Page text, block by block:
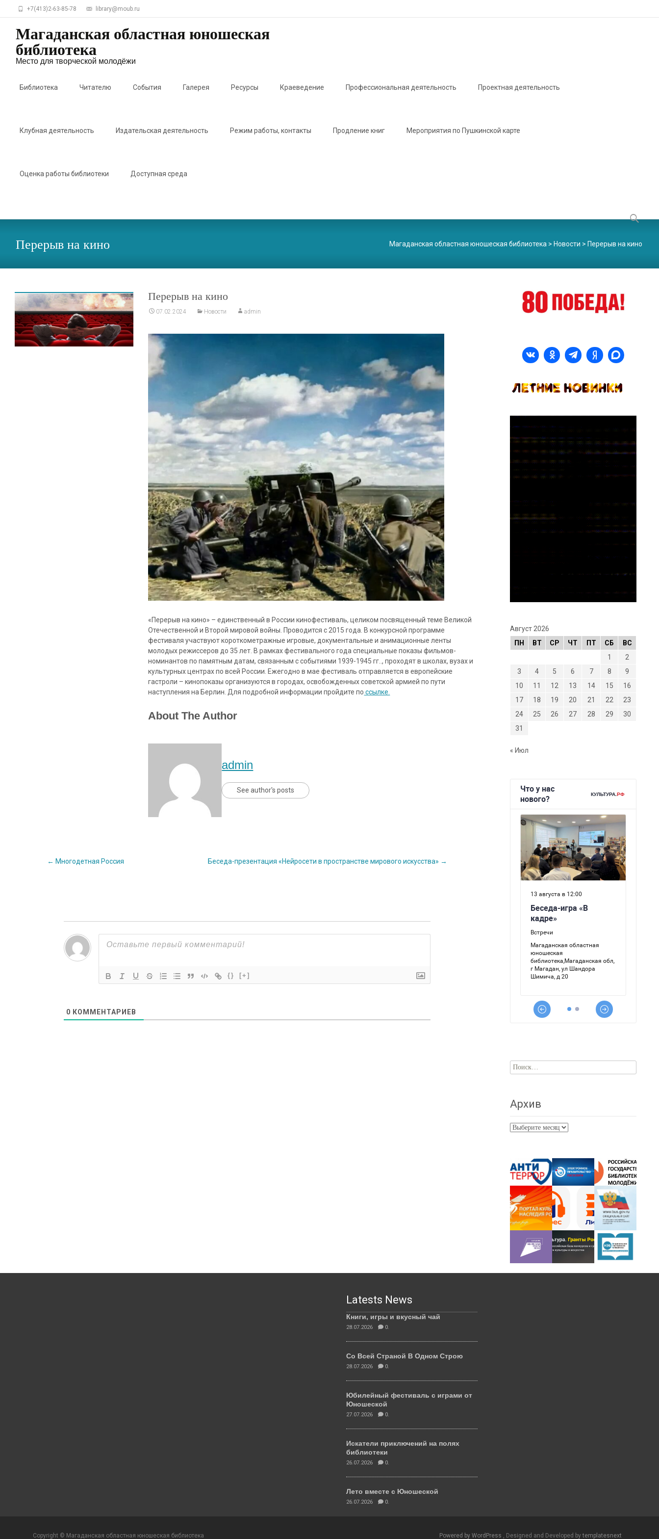
+7(413)2-63-85-78 library@moub.ru
Магаданская областная юношеская
библиотека
Место для творческой молодёжи
Библиотека Читателю События Галерея Ресурсы Краеведение Профессиональная деятельность Проектная деятельность
Клубная деятельность Издательская деятельность Режим работы, контакты Продление книг Мероприятия по Пушкинской карте
Оценка работы библиотеки Доступная среда
Найти:
Перерыв на кино Магаданская областная юношеская библиотека > Новости > Перерыв на кино
Перерыв на кино
07.02.2024 Новости admin
«Перерыв на кино» – единственный в России кинофестиваль, целиком посвященный теме Великой
Отечественной и Второй мировой войны. Проводится с 2015 года. В конкурсной программе
фестиваля участвуют короткометражные игровые, документальные и анимационные ленты
молодых режиссеров до 35 лет. В рамках фестивального года специальные показы фильмов-
номинантов по памятным датам, связанным с событиями 1939-1945 гг.., проходят в школах, вузах и
культурных центрах по всей России. Ежегодно в мае фестиваль отправляется в европейские
гастроли – кинопоказы организуются в городах, освобожденных советской армией по пути
наступления на Берлин. Для подробной информации пройдите по ссылке.
About The Author
admin
See author's posts
Post
← Многодетная Россия Беседа-презентация «Нейросети в пространстве мирового искусства» →
{} [+]
0 КОММЕНТАРИЕВ
Август 2026
ПН
ВТ СР ЧТ ПТ СБ
ВС
1
2
3
4 5 6 7 8
9
10
11 12 13 14 15
16
17
18 19 20 21 22
23
24
25 26 27 28 29
30
31
« Июл
Найти:
Архив
Архив
Latests News
Книги, игры и вкусный чай
28.07.2026 0.
Со Всей Страной В Одном Строю
28.07.2026 0.
Юбилейный фестиваль с играми от
Юношеской
27.07.2026 0.
Искатели приключений на полях
библиотеки
26.07.2026 0.
Лето вместе с Юношеской
26.07.2026 0.
Copyright © Магаданская областная юношеская библиотека Powered by WordPress , Designed and Developed bytemplatesnext